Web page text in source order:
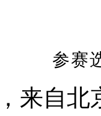
参赛
来自北